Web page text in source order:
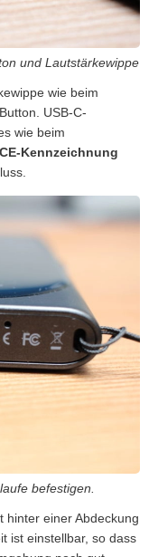
und Lautstärkewippe
wie beim
USB-C-
wie beim
CE-Kennzeichnung
befestigen.
hinter einer Abdeckung
ist einstellbar, so dass